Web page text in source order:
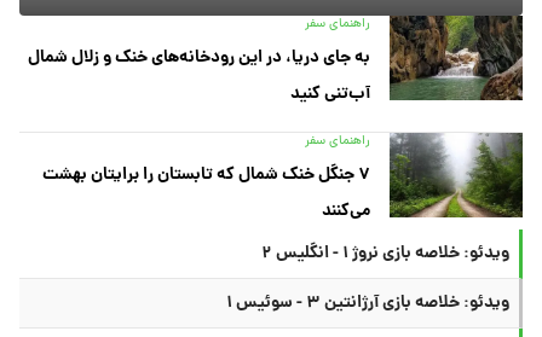
راهنمای سفر
به جای دریا، در این رودخانه‌های خنک و زلال شمال
آب‌تنی کنید
راهنمای سفر
۷ جنگل خنک شمال که تابستان را برایتان بهشت
می‌کنند
ویدئو: خلاصه بازی نروژ ۱ - انگلیس ۲
ویدئو: خلاصه بازی آرژانتین ۳ - سوئیس ۱